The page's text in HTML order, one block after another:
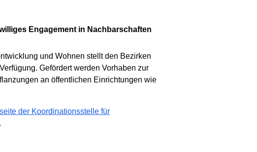
und Wohnen stellt den Bezirken
Gefördert werden Vorhaben zur
an öffentlichen Einrichtungen wie
der Koordinationsstelle für